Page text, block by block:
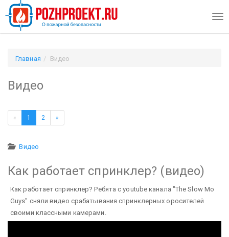
Главная Видео
Видео
« 1 2 »
Видео
Как работает спринклер? (видео)
Как работает спринклер? Ребята с youtube канала "The Slow Mo
Guys" сняли видео срабатывания спринклерных оросителей
своими классными камерами.